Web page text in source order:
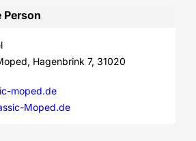
Hagenbrink 7, 31020
moped.de
Moped.de